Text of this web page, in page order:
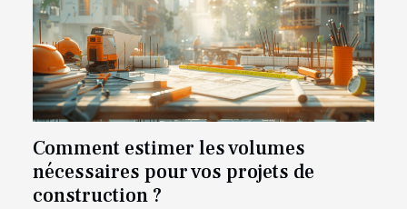
Comment estimer les volumes
nécessaires pour vos projets de
construction ?